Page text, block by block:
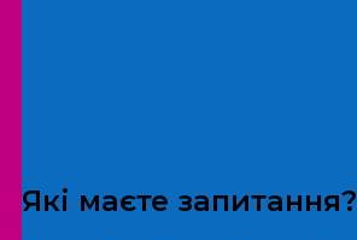
Які маєте запитання?